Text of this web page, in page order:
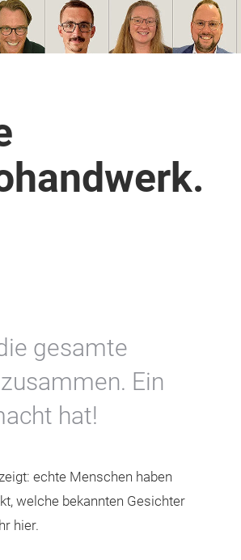
gesamte
Ein
hat!
echte Menschen haben
welche bekannten Gesichter
hier.